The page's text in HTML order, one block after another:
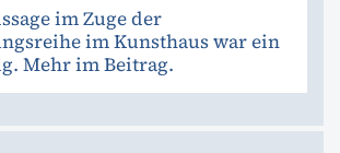
im Zuge der
im Kunsthaus war ein
Mehr im Beitrag.